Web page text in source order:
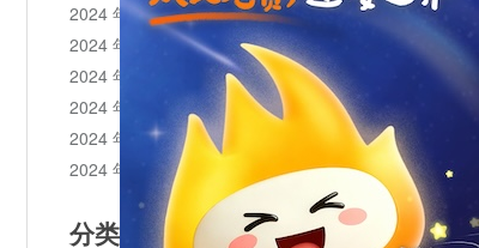
2024 年 10 月
2024 年 9 月
2024 年 8 月
2024 年 7 月
2024 年 6 月
2024 年 5 月
分类目录